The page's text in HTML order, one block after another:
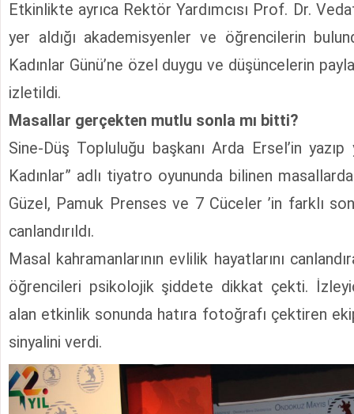
Etkinlikte ayrıca Rektör Yardımcısı Prof. Dr.
yer aldığı akademisyenler ve öğrencilerin
Kadınlar Günü’ne özel duygu ve düşüncelerin
izletildi.
Masallar gerçekten mutlu sonla mı bitti?
Sine-Düş Topluluğu başkanı Arda Ersel’in
Kadınlar” adlı tiyatro oyununda bilinen
Güzel, Pamuk Prenses ve 7 Cüceler ’in farklı
canlandırıldı.
Masal kahramanlarının evlilik hayatlarını
öğrencileri psikolojik şiddete dikkat çekti.
alan etkinlik sonunda hatıra fotoğrafı çektiren
sinyalini verdi.